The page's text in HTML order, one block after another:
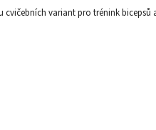
variant pro trénink